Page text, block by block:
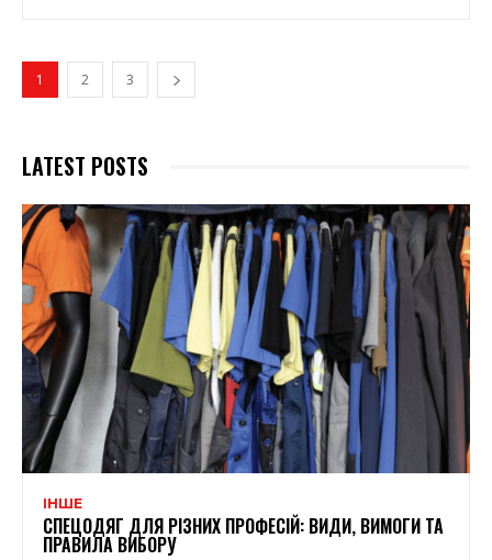
1 2 3
LATEST POSTS
ІНШЕ
СПЕЦОДЯГ ДЛЯ РІЗНИХ ПРОФЕСІЙ: ВИДИ, ВИМОГИ ТА
ПРАВИЛА ВИБОРУ